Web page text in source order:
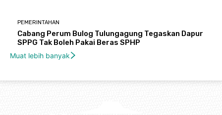
PEMERINTAHAN
Cabang Perum Bulog Tulungagung Tegaskan Dapur
SPPG Tak Boleh Pakai Beras SPHP
Muat lebih banyak